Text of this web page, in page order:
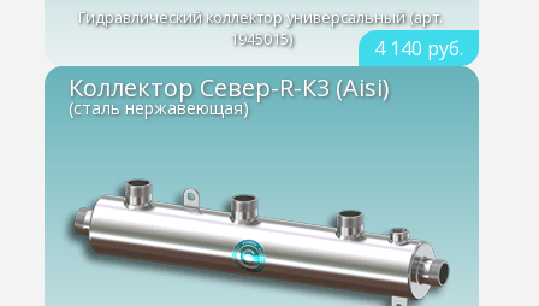
4 140 руб.
Гидравлический коллектор универсальный (арт.
1945015)
Коллектор Север-R-К3 (Aisi)
(сталь нержавеющая)